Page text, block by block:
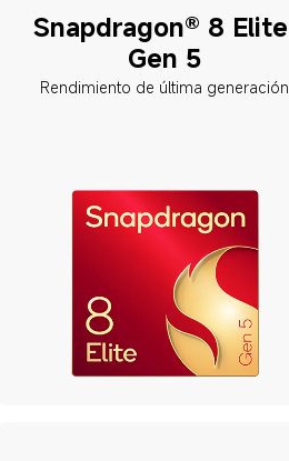
Snapdragon® 8 Elite
Gen 5
Rendimiento de última generación